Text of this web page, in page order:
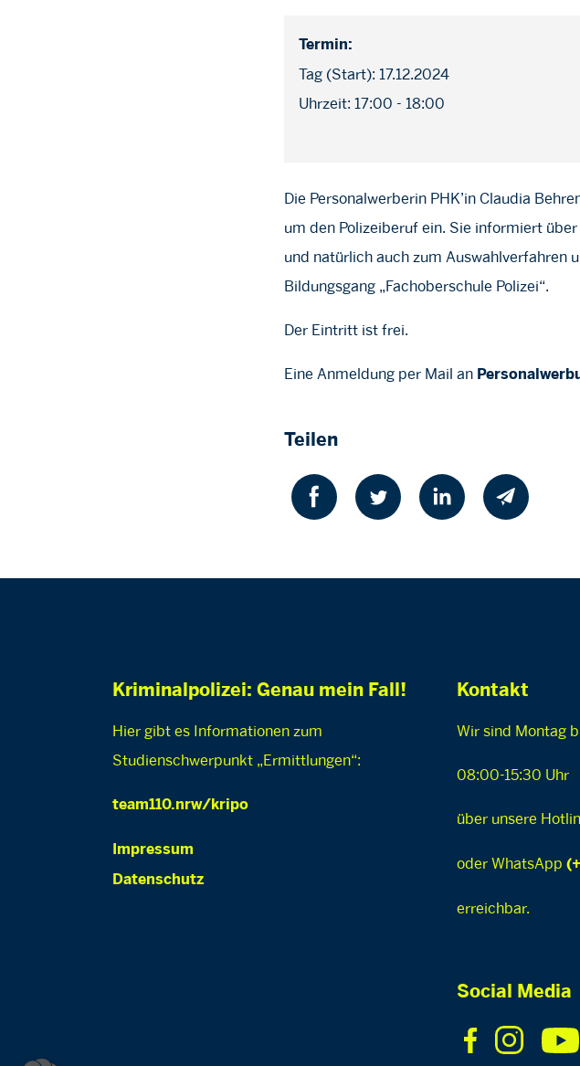
Termin:
Tag (Start): 17.12.2024
Uhrzeit: 17:00 - 18:00
Die Personalwerberin PHK’in Claudia
um den Polizeiberuf ein. Sie informiert
und natürlich auch zum Auswahlverfahren
Bildungsgang „Fachoberschule Polizei“.
Der Eintritt ist frei.
Eine Anmeldung per Mail an
Teilen
Kriminalpolizei: Genau mein Fall!
Hier gibt es Informationen zum
Studienschwerpunkt „Ermittlungen“:
team110.nrw/kripo
Impressum
Datenschutz
Kontakt
Wir sind Montag
08:00-15:30 Uhr
über unsere
oder WhatsApp
erreichbar.
Social Media